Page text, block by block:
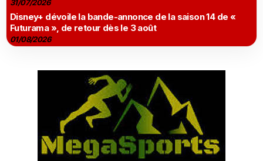
31/07/2026
Disney+ dévoile la bande-annonce de la saison 14 de «
Futurama », de retour dès le 3 août
01/08/2026